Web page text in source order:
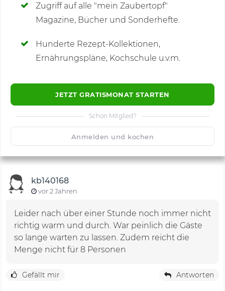
Zugriff auf alle "mein Zaubertopf"
Magazine, Bücher und Sonderhefte.
Hunderte Rezept-Kollektionen,
Ernährungspläne, Kochschule u.v.m.
JETZT GRATISMONAT STARTEN
Schon Mitglied?
Anmelden und kochen
Kommentare(2)
🙂 Speichern
kb140168
vor 2 Jahren
Leider nach über einer Stunde noch immer nicht
richtig warm und durch. War peinlich die Gäste
so lange warten zu lassen. Zudem reicht die
Menge nicht für 8 Personen
Gefällt mir Antworten